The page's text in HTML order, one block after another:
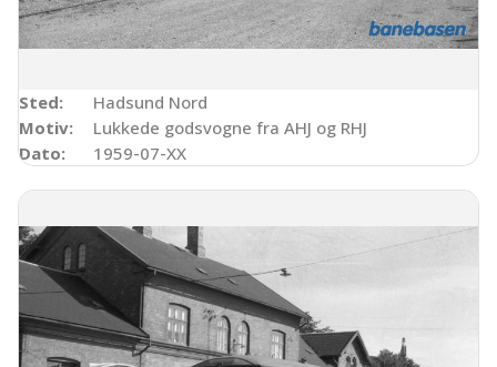
Sted:
Hadsund Nord
Motiv:
Lukkede godsvogne fra AHJ og RHJ
Dato:
1959-07-XX